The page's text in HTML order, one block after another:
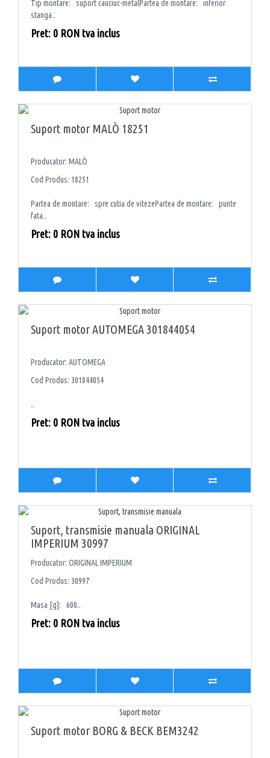
Tip montare: suport cauciuc-metalPartea de montare: inferior
stanga..
Pret: 0 RON tva inclus
Suport motor MALÒ 18251
Producator: MALÒ
Cod Produs: 18251
Partea de montare: spre cutia de vitezePartea de montare: punte
fata..
Pret: 0 RON tva inclus
Suport motor AUTOMEGA 301844054
Producator: AUTOMEGA
Cod Produs: 301844054
..
Pret: 0 RON tva inclus
Suport, transmisie manuala ORIGINAL
IMPERIUM 30997
Producator: ORIGINAL IMPERIUM
Cod Produs: 30997
Masa [g]: 600..
Pret: 0 RON tva inclus
Suport motor BORG & BECK BEM3242